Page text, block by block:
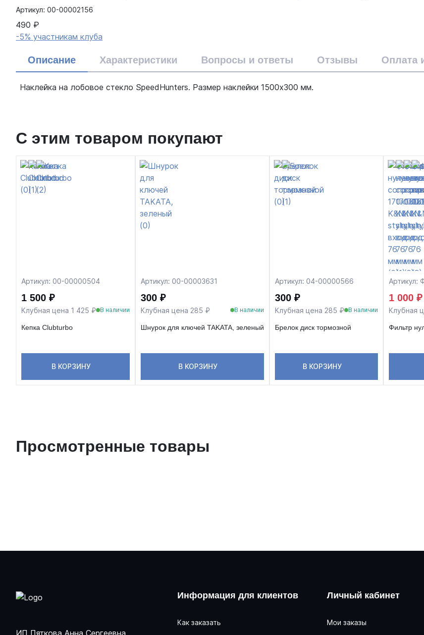
Артикул: 00-00002156
490 ₽
-5% участникам клуба
Описание Характеристики Вопросы и ответы Отзывы Оплата
Наклейка на лобовое стекло SpeedHunters. Размер наклейки 1500х300 мм.
С этим товаром покупают
Артикул: 00-00000504
1 500 ₽
Клубная цена 1 425 ₽ В наличии
Кепка Clubturbo
В КОРЗИНУ
Артикул: 00-00003631
300 ₽
Клубная цена 285 ₽ В наличии
Шнурок для ключей TAKATA, зеленый
В КОРЗИНУ
Артикул: 04-00000566
300 ₽
Клубная цена 285 ₽ В наличии
Брелок диск тормозной
В КОРЗИНУ
Артикул:
1 000 ₽
Клубная
Фильтр
Просмотренные товары
ИП Пяткова Анна Сергеевна
Информация для клиентов
Как заказать
Личный кабинет
Мои заказы